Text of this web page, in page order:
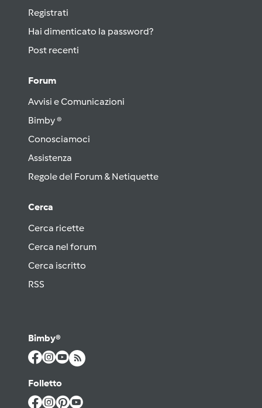
Registrati
Hai dimenticato la password?
Post recenti
Forum
Avvisi e Comunicazioni
Bimby ®
Conosciamoci
Assistenza
Regole del Forum & Netiquette
Cerca
Cerca ricette
Cerca nel forum
Cerca iscritto
RSS
Bimby®
Folletto